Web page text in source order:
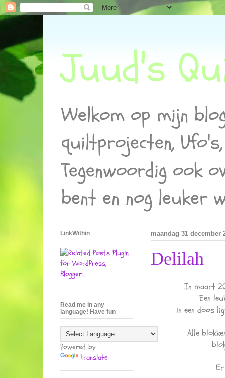
Juud's
Welkom op mijn
quiltprojecten,
Tegenwoordig ook
bent en nog leuker
maandag 31 december
Delilah
In maart
Een
in een doos
Alle
LinkWithin
Read me in any
language! Have fun
Powered by
Translate